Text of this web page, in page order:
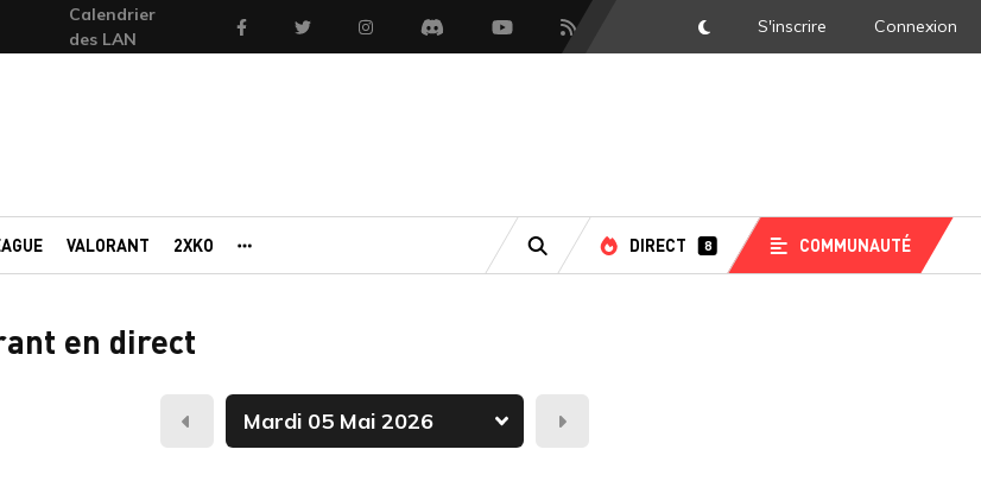
Calendrier
des LAN
FacebookTwitter InstagramDiscord YoutubeFlux RSS DarkMode
S'inscrire Connexion
VALORANT 2XKO
RECHERCHE
DIRECT 8 COMMUNAUTÉ
en direct
Hier Demain